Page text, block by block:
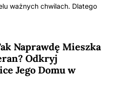
ważnych chwilach. Dlatego
Naprawdę Mieszka
Odkryj
Jego Domu w